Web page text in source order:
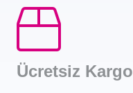
Ücretsiz Kargo